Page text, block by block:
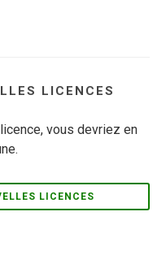
LICENCES
vous devriez en
LICENCES